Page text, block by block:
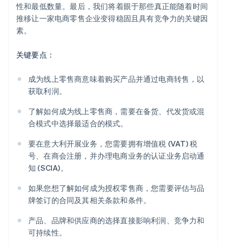
性和最低数量。最后，我们将着眼于那些真正能随着时间
推移让一家电商零售企业变得稳固且具有竞争力的关键因
素。
关键要点：
成为线上零售商意味着购买产品并通过电商转售，以
获取利润。
了解如何成为线上零售商，需要在备货、代发货或混
合模式中选择最适合的模式。
要在意大利开展业务，您需要拥有增值税 (VAT) 税
号、在商会注册，并办理电商业务的认证业务启动通
知 (SCIA)。
如果您想了解如何成为授权零售商，您需要评估与品
牌签订的合同及其相关条款和条件。
产品、品牌和供应商的选择直接影响利润、竞争力和
可持续性。